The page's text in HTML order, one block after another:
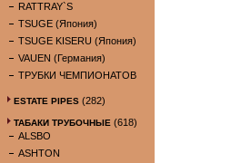
RATTRAY`S
TSUGE (Япония)
TSUGE KISERU (Япония)
VAUEN (Германия)
ТРУБКИ ЧЕМПИОНАТОВ
ESTATE PIPES (282)
ТАБАКИ ТРУБОЧНЫЕ (618)
ALSBO
ASHTON